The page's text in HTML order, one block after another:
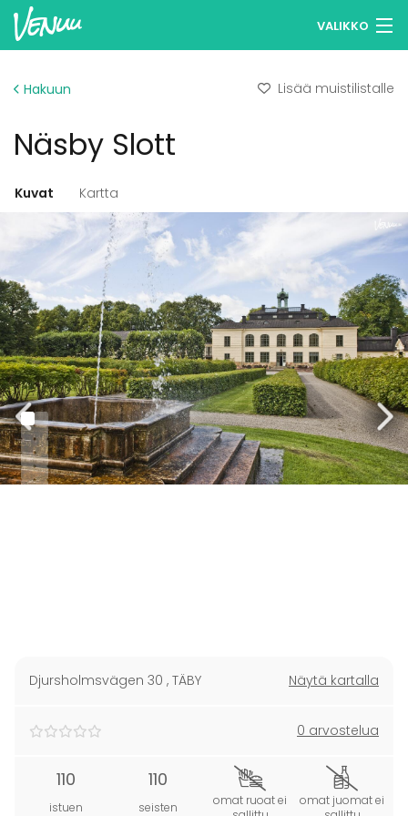
VALIKKO
Ilmoita kohteesi
Hakuun Lisää muistilistalle
Näsby Slott
Kuvat Kartta
Djursholmsvägen 30 , TÄBY Näytä kartalla
0 arvostelua
110
istuen
110
seisten
omat ruoat ei
omat juomat ei